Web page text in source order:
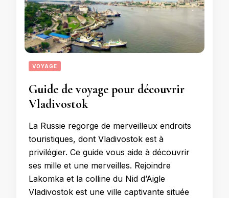
VOYAGE
Guide de voyage pour découvrir
Vladivostok
La Russie regorge de merveilleux endroits
touristiques, dont Vladivostok est à
privilégier. Ce guide vous aide à découvrir
ses mille et une merveilles. Rejoindre
Lakomka et la colline du Nid d’Aigle
Vladivostok est une ville captivante située